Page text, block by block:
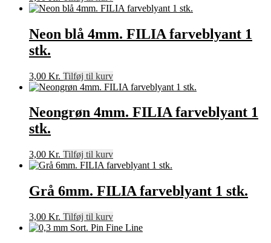
Neon blå 4mm. FILIA farveblyant 1
stk.
3,00 Kr. Tilføj til kurv
Neongrøn 4mm. FILIA farveblyant 1
stk.
3,00 Kr. Tilføj til kurv
Grå 6mm. FILIA farveblyant 1 stk.
3,00 Kr. Tilføj til kurv